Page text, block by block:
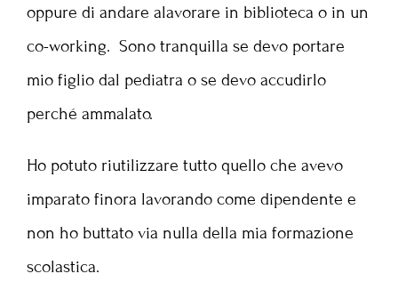
oppure di andare alavorare in biblioteca o in un
co-working. Sono tranquilla se devo portare
mio figlio dal pediatra o se devo accudirlo
perché ammalato.
Ho potuto riutilizzare tutto quello che avevo
imparato finora lavorando come dipendente e
non ho buttato via nulla della mia formazione
scolastica.